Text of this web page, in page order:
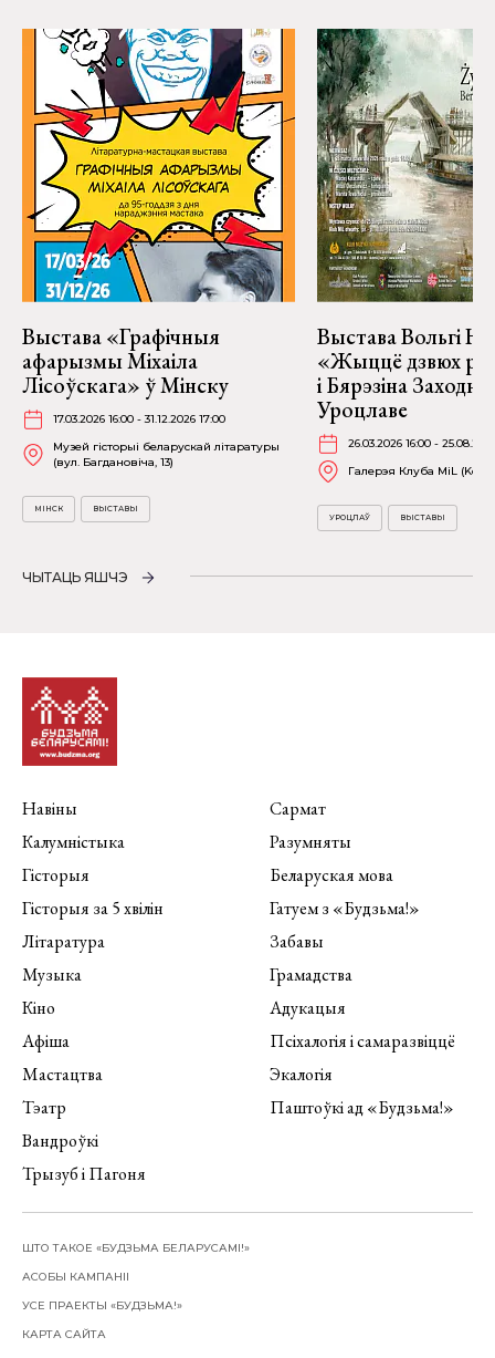
Выстава «Графічныя
афарызмы Міхаіла
Лісоўскага» ў Мінску
17.03.2026 16:00 - 31.12.2026 17:00
Музей гісторыі беларускай літаратуры
(вул. Багдановіча, 13)
МІНСК ВЫСТАВЫ
Выстава Вольгі
«Жыццё дзвюх
і Бярэзіна
Уроцлаве
26.03.2026 16:00 -
Галерэя Клуба MiL
УРОЦЛАЎ ВЫСТАВЫ
ЧЫТАЦЬ ЯШЧЭ
Навіны
Калумністыка
Гісторыя
Гісторыя за 5 хвілін
Літаратура
Музыка
Кіно
Афіша
Мастацтва
Тэатр
Вандроўкі
Трызуб і Пагоня
Сармат
Разумняты
Беларуская мова
Гатуем з «Будзьма!»
Забавы
Грамадства
Адукацыя
Псіхалогія і самаразвіццё
Экалогія
Паштоўкі ад «Будзьма!»
ШТО ТАКОЕ «БУДЗЬМА БЕЛАРУСАМІ!»
АСОБЫ КАМПАНІІ
УСЕ ПРАЕКТЫ «БУДЗЬМА!»
КАРТА САЙТА